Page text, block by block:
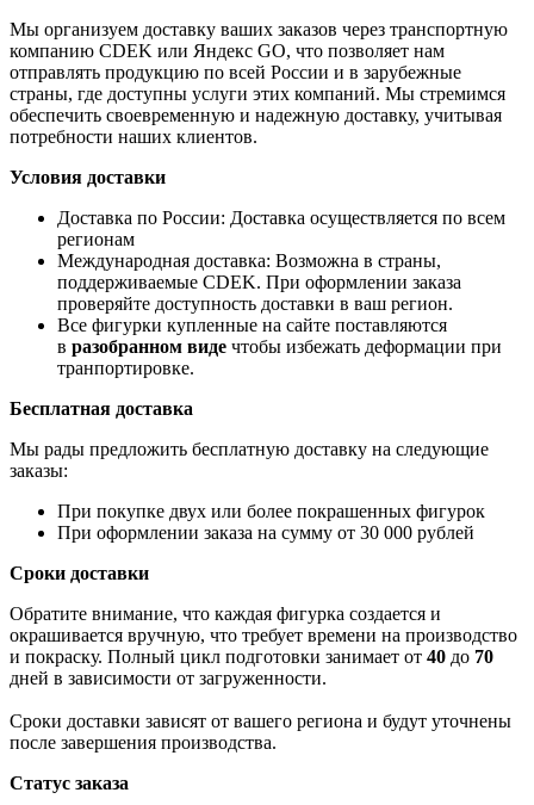
Мы организуем доставку ваших заказов через транспортную
компанию CDEK или Яндекс GO, что позволяет нам
отправлять продукцию по всей России и в зарубежные
страны, где доступны услуги этих компаний. Мы стремимся
обеспечить своевременную и надежную доставку, учитывая
потребности наших клиентов.
Условия доставки
Доставка по России: Доставка осуществляется по всем
регионам
Международная доставка: Возможна в страны,
поддерживаемые CDEK. При оформлении заказа
проверяйте доступность доставки в ваш регион.
Все фигурки купленные на сайте поставляются
в разобранном виде чтобы избежать деформации при
транпортировке.
Бесплатная доставка
Мы рады предложить бесплатную доставку на следующие
заказы:
При покупке двух или более покрашенных фигурок
При оформлении заказа на сумму от 30 000 рублей
Сроки доставки
Обратите внимание, что каждая фигурка создается и
окрашивается вручную, что требует времени на производство
и покраску. Полный цикл подготовки занимает от 40 до 70
дней в зависимости от загруженности.
Сроки доставки зависят от вашего региона и будут уточнены
после завершения производства.
Статус заказа